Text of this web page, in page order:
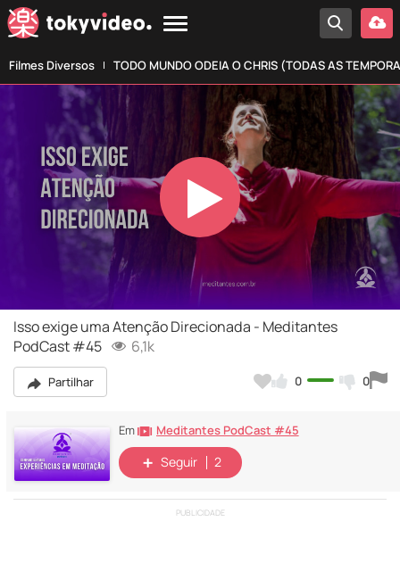
Filmes Diversos TODO MUNDO ODEIA O CHRIS (TODAS AS
Play
Video
Isso exige uma Atenção Direcionada - Meditantes
PodCast #45
6,1k
Partilhar 0 0
Em Meditantes PodCast #45
Seguir 2
PUBLICIDADE